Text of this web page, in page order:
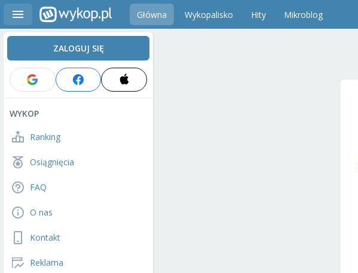
Główna Wykopalisko Hity Mikroblog
ZALOGUJ SIĘ
WYKOP
Ranking
Osiągnięcia
FAQ
O nas
Kontakt
Reklama